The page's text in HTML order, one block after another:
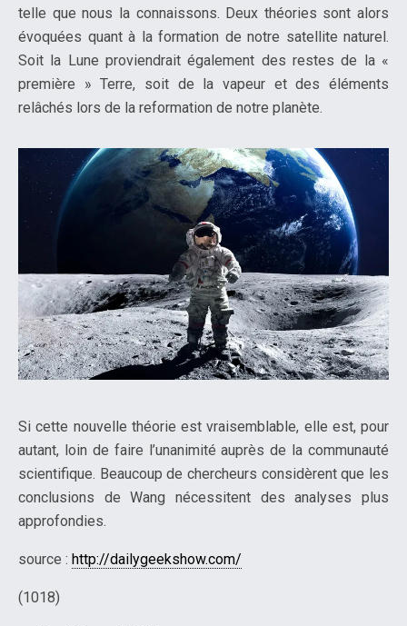
telle que nous la connaissons. Deux théories sont alors
évoquées quant à la formation de notre satellite naturel.
Soit la Lune proviendrait également des restes de la «
première » Terre, soit de la vapeur et des éléments
relâchés lors de la reformation de notre planète.
Si cette nouvelle théorie est vraisemblable, elle est, pour
autant, loin de faire l’unanimité auprès de la communauté
scientifique. Beaucoup de chercheurs considèrent que les
conclusions de Wang nécessitent des analyses plus
approfondies.
source : http://dailygeekshow.com/
(1018)